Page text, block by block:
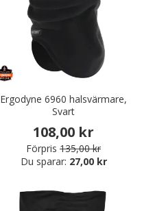
Ergodyne 6960 halsvärmare,
Svart
108,00 kr
Förpris 135,00 kr
Du sparar: 27,00 kr